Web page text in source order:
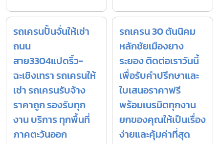
รถเครนปั้นจั่นให้เช่า
ถนน
สาย3304แปดริ้ว-
ฉะเชิงเทรา รถเครนให้
เช่า รถเครนรับจ้าง
ราคาถูก รองรับทุก
งาน บริการ ทุกพื้นที่
ภาคตะวันออก
รถเครน 30 ตันนิคม
หลักชัยเมืองยาง
ระยอง ติดต่อเราวันนี้
เพื่อรับคำปรึกษาและ
ใบเสนอราคาฟรี
พร้อมเนรมิตทุกงาน
ยกของคุณให้เป็นเรื่อง
ง่ายและคุ้มค่าที่สุด